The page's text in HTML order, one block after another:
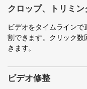
クロップ、トリミ
ビデオをタイムライン
割できます。クリック数
きます。
ビデオ修整